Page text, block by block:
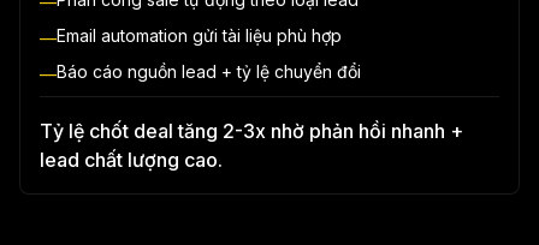
—Email automation gửi tài liệu phù hợp
—Báo cáo nguồn lead + tỷ lệ chuyển đổi
Tỷ lệ chốt deal tăng 2-3x nhờ phản hồi nhanh +
lead chất lượng cao.